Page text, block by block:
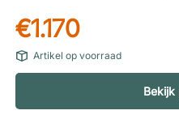
wengéhout. Voet in een
licht door reflecties.
€1.170
Artikel op voorraad